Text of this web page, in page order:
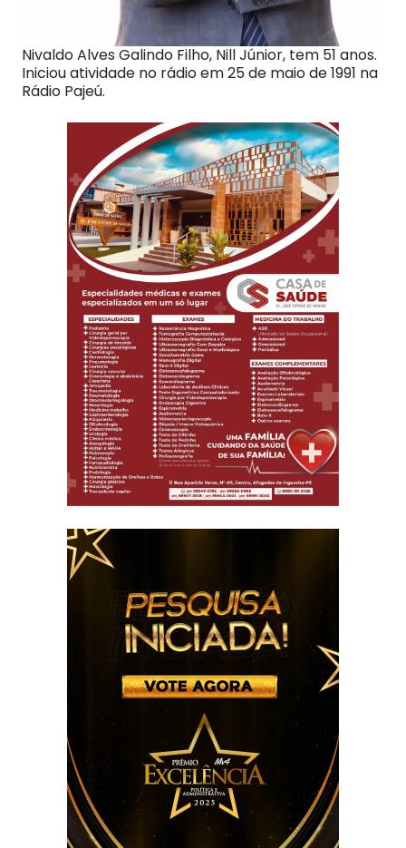
Nivaldo Alves Galindo Filho, Nill Júnior, tem 51 anos.
Iniciou atividade no rádio em 25 de maio de 1991 na
Rádio Pajeú.